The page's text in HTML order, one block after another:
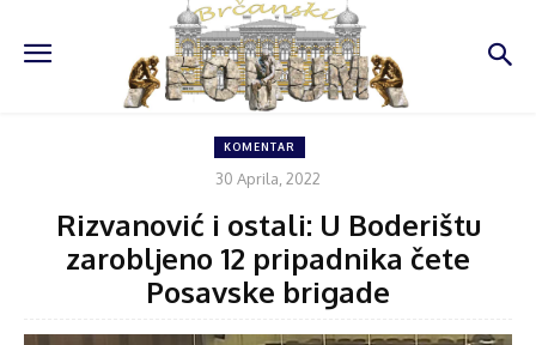
KOMENTAR
30 Aprila, 2022
Rizvanović i ostali: U Boderištu
zarobljeno 12 pripadnika čete
Posavske brigade